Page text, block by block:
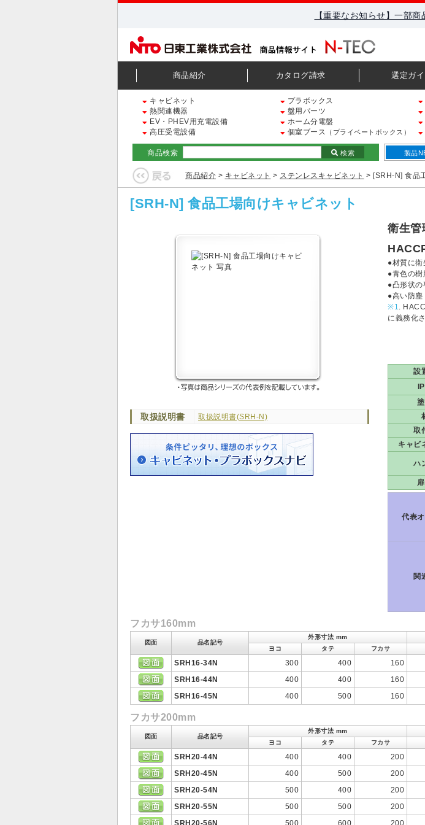
【重要なお知らせ】一部
商品紹介 カタログ請求 選定ガ
キャビネット プラボックス
熱関連機器
盤用パーツ
EV・PHEV用充電設備
ホーム分電盤
高圧受電設備
個室ブース （プライベートボックス）
商品検索 検索 製品
商品紹介 > キャビネット > ステンレスキャビネット > [SRH-N] 食品
[SRH-N] 食品工場向けキャビネット
取扱説明書 取扱説明書(SRH-N)
衛生管
●材質に衛
●青色の樹
●凸形状の
●高い防塵
※1.
に義務化
設
取
キャビ
ハ
代表
関
フカサ160mm
図面 品名記号
外形寸法 mm
ヨコ
タテ フカサ
SRH16-34N 300 400 160
SRH16-44N
400 400 160
SRH16-45N
400 500 160
フカサ200mm
図面 品名記号
外形寸法 mm
ヨコ
タテ フカサ
SRH20-44N 400 400 200
SRH20-45N
400 500 200
SRH20-54N
500 400 200
SRH20-55N
500 500 200
SRH20-56N
500 600 200